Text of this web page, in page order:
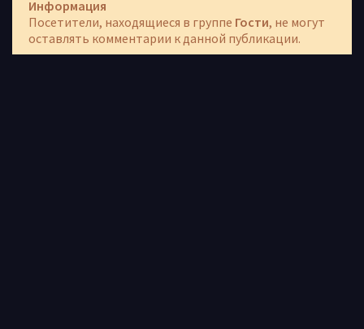
Информация
Посетители, находящиеся в группе Гости, не могут
оставлять комментарии к данной публикации.